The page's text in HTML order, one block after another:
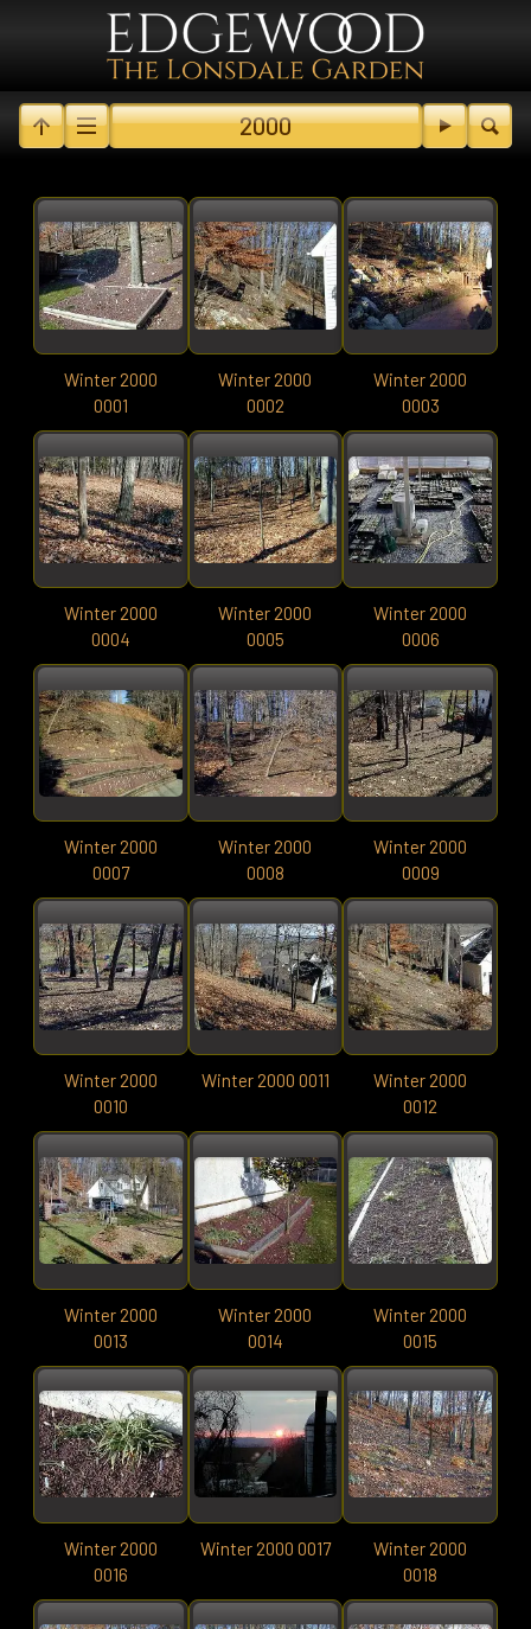
2000
Winter 2000
0001
Winter 2000
0002
Winter 2000
0003
Winter 2000
0004
Winter 2000
0005
Winter 2000
0006
Winter 2000
0007
Winter 2000
0008
Winter 2000
0009
Winter 2000
0010
Winter 2000 0011
Winter 2000
0012
Winter 2000
0013
Winter 2000
0014
Winter 2000
0015
Winter 2000
0016
Winter 2000 0017
Winter 2000
0018